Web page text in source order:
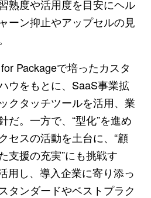
熟度や活用度を目安にヘル
ーン抑止やアップセルの見
Packageで培ったカスタ
ウをもとに、SaaS事業拡
クタッチツールを活用、業
だ。一方で、“型化”を進め
セスの活動を土台に、“顧
支援の充実”にも挑戦す
用し、導入企業に寄り添っ
タンダードやベストプラク